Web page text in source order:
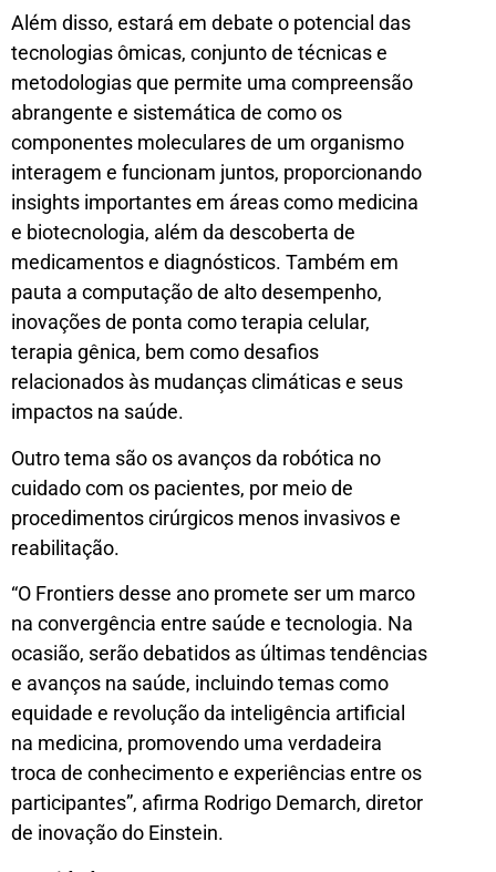
Além disso, estará em debate o potencial das
tecnologias ômicas, conjunto de técnicas e
metodologias que permite uma compreensão
abrangente e sistemática de como os
componentes moleculares de um organismo
interagem e funcionam juntos, proporcionando
insights importantes em áreas como medicina
e biotecnologia, além da descoberta de
medicamentos e diagnósticos. Também em
pauta a computação de alto desempenho,
inovações de ponta como terapia celular,
terapia gênica, bem como desafios
relacionados às mudanças climáticas e seus
impactos na saúde.
Outro tema são os avanços da robótica no
cuidado com os pacientes, por meio de
procedimentos cirúrgicos menos invasivos e
reabilitação.
“O Frontiers desse ano promete ser um marco
na convergência entre saúde e tecnologia. Na
ocasião, serão debatidos as últimas tendências
e avanços na saúde, incluindo temas como
equidade e revolução da inteligência artificial
na medicina, promovendo uma verdadeira
troca de conhecimento e experiências entre os
participantes”, afirma Rodrigo Demarch, diretor
de inovação do Einstein.